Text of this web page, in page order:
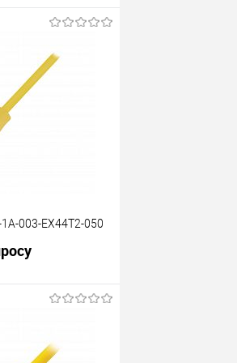
003-EX44T2-050
В корзину